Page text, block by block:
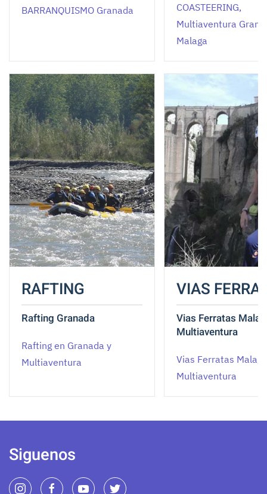
BARRANQUISMO Granada
COASTEERING,
Multiaventura
Malaga
RAFTING
Rafting Granada
Rafting en Granada y
Multiaventura
VIAS
Vias Ferratas
Multiaventura
Vias Ferratas
Multiaventura
Siguenos